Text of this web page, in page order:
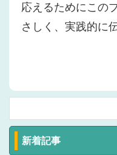
応えるためにこの
さしく、実践的に
新着記事